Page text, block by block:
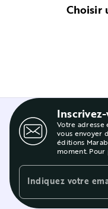
Choisir
Votre
vous envoyer
éditions
moment.
Indiquez votre